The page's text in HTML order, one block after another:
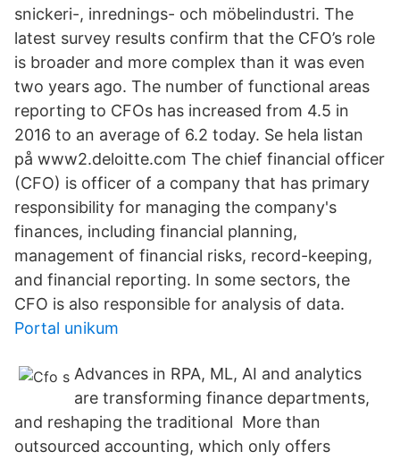
snickeri-, inrednings- och möbelindustri. The
latest survey results confirm that the CFO’s role
is broader and more complex than it was even
two years ago. The number of functional areas
reporting to CFOs has increased from 4.5 in
2016 to an average of 6.2 today. Se hela listan
på www2.deloitte.com The chief financial officer
(CFO) is officer of a company that has primary
responsibility for managing the company's
finances, including financial planning,
management of financial risks, record-keeping,
and financial reporting. In some sectors, the
CFO is also responsible for analysis of data.
Portal unikum
Advances in RPA, ML, AI and analytics
are transforming finance departments,
and reshaping the traditional More than
outsourced accounting, which only offers